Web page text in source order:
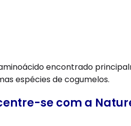
encontrado
espécies de cogumelos.
se com a